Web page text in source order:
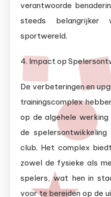
verantwoorde
steeds
sportwereld.
4. Impact op
De verbeteringen en
trainingscomplex
op de algehele
de
club. Het complex
zowel de fysieke als
spelers, wat hen in
voor te bereiden op de